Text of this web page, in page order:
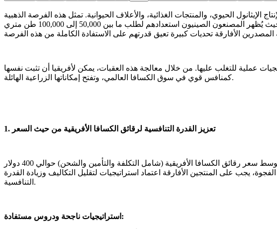
الحيوي، والمنتجات الغذائية، والأعلاف الحيوانية. تمثل هذه الفرصة الذهبية
لمنتجي الكسافا الأفارقة فرصة لتوسيع نطاق وصولهم إلى الأسواق وتعزيز النمو الاقتصادي. حيث يُظهر المصنعون الصينيون استعدادهم لطلب ما بين 50,000 إلى 100,000 طن متري (MT) من رقائق الكسافا
عملية للتغلب عليها. من خلال معالجة هذه العقبات، يمكن لأفريقيا أن تثبت نفسها
كمنافس قوي في سوق الكسافا العالمي، وتفتح إمكاناتها الزراعية الهائلة.
1. تعزيز القدرة التنافسية لرقائق الكسافا الأفريقية من حيث السعر
أحد التحديات الملحة للمصدرين الأفارقة هو ارتفاع تكلفة منتجاتهم مقارنة بالمنافسين من جنوب شرق آسيا. حيث يبلغ متوسط سعر رقائق الكسافا الأفريقية (شامل التكلفة والتأمين والشحن) حوالي 400 دولار
آسيا أسعارًا تصل إلى 320 دولارًا للطن المتري. لسد هذه الفجوة، يجب على المنتجين الأفارقة اعتماد استراتيجيات لتقليل التكاليف وزيادة القدرة
التنافسية.
استراتيجيات ناجحة ودروس مستفادة: